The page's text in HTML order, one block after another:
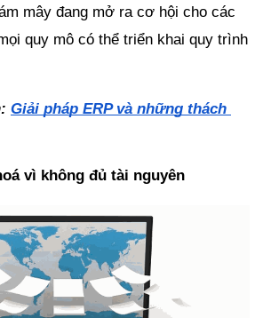
mây đang mở ra cơ hội cho các
Giải pháp ERP và những thách
vì không đủ tài nguyên